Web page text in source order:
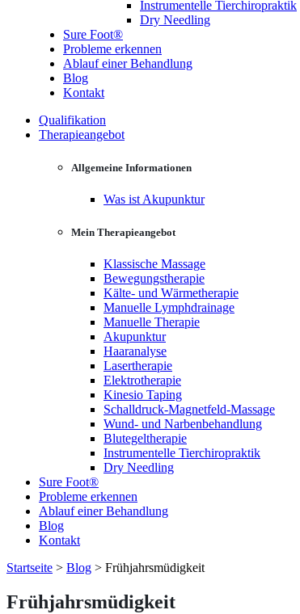
Instrumentelle Tierchiropraktik
Dry Needling
Sure Foot®
Probleme erkennen
Ablauf einer Behandlung
Blog
Kontakt
Qualifikation
Therapieangebot
Allgemeine Informationen
Was ist Akupunktur
Mein Therapieangebot
Klassische Massage
Bewegungstherapie
Kälte- und Wärmetherapie
Manuelle Lymphdrainage
Manuelle Therapie
Akupunktur
Haaranalyse
Lasertherapie
Elektrotherapie
Kinesio Taping
Schalldruck-Magnetfeld-Massage
Wund- und Narbenbehandlung
Blutegeltherapie
Instrumentelle Tierchiropraktik
Dry Needling
Sure Foot®
Probleme erkennen
Ablauf einer Behandlung
Blog
Kontakt
Startseite > Blog > Frühjahrsmüdigkeit
Frühjahrsmüdigkeit